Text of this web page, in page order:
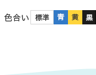
色合い